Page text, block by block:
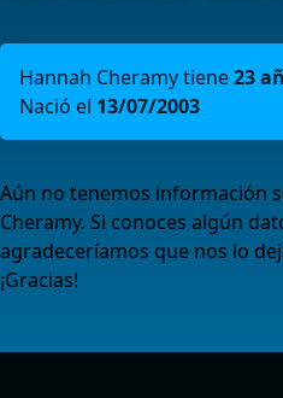
Hannah Cheramy tiene23
Nació el 13/07/2003
Aún no tenemos información
Cheramy. Si conoces algún
agradeceríamos que nos lo
¡Gracias!